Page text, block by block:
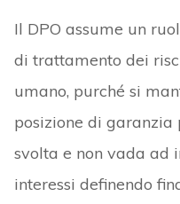
Il DPO assume un
di trattamento dei
umano, purché si
posizione di
svolta e non vada ad
interessi definendo